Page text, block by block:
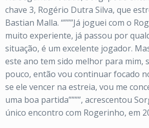
chave 3, Rogério Dutra Silva, que
Bastian Malla. “”””Já joguei com o
muito experiente, já passou por
situação, é um excelente jogador.
este ano tem sido melhor para mim,
pouco, então vou continuar focado
se ele vencer na estreia, vou me
uma boa partida””””, acrescentou
único encontro com Rogerinho, em